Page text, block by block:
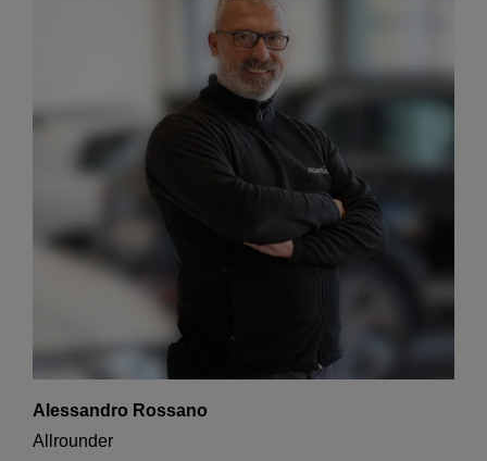
Alessandro Rossano
Allrounder